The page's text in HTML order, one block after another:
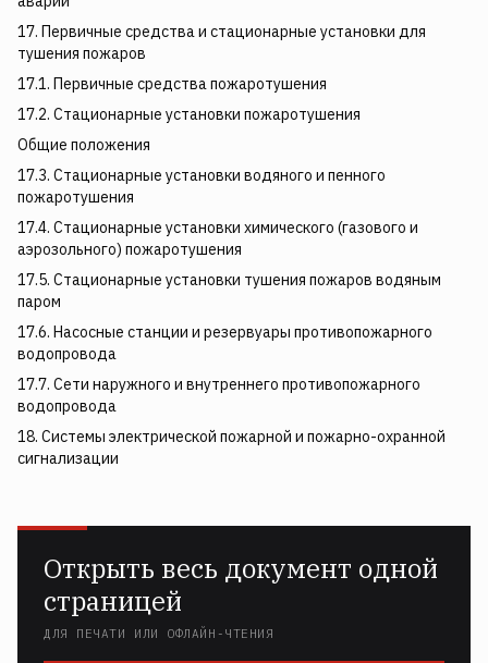
17. Первичные средства и стационарные установки для
тушения пожаров
17.1. Первичные средства пожаротушения
17.2. Стационарные установки пожаротушения
Общие положения
17.3. Стационарные установки водяного и пенного
пожаротушения
17.4. Стационарные установки химического (газового и
аэрозольного) пожаротушения
17.5. Стационарные установки тушения пожаров водяным
паром
17.6. Насосные станции и резервуары противопожарного
водопровода
17.7. Сети наружного и внутреннего противопожарного
водопровода
18. Системы электрической пожарной и пожарно-охранной
сигнализации
Открыть весь документ одной
страницей
ДЛЯ ПЕЧАТИ ИЛИ ОФЛАЙН-ЧТЕНИЯ